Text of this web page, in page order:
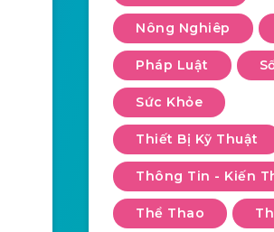
Nông Nghiêp
Pháp Luật
Sức Khỏe
Thiết Bị Kỹ Thuật
Thông Tin - Kiến
Thể Thao